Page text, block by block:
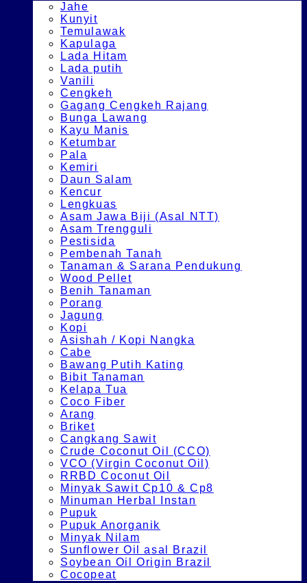
Jahe
Kunyit
Temulawak
Kapulaga
Lada Hitam
Lada putih
Vanili
Cengkeh
Gagang Cengkeh Rajang
Bunga Lawang
Kayu Manis
Ketumbar
Pala
Kemiri
Daun Salam
Kencur
Lengkuas
Asam Jawa Biji (Asal NTT)
Asam Trengguli
Pestisida
Pembenah Tanah
Tanaman & Sarana Pendukung
Wood Pellet
Benih Tanaman
Porang
Jagung
Kopi
Asishah / Kopi Nangka
Cabe
Bawang Putih Kating
Bibit Tanaman
Kelapa Tua
Coco Fiber
Arang
Briket
Cangkang Sawit
Crude Coconut Oil (CCO)
VCO (Virgin Coconut Oil)
RRBD Coconut Oil
Minyak Sawit Cp10 & Cp8
Minuman Herbal Instan
Pupuk
Pupuk Anorganik
Minyak Nilam
Sunflower Oil asal Brazil
Soybean Oil Origin Brazil
Cocopeat